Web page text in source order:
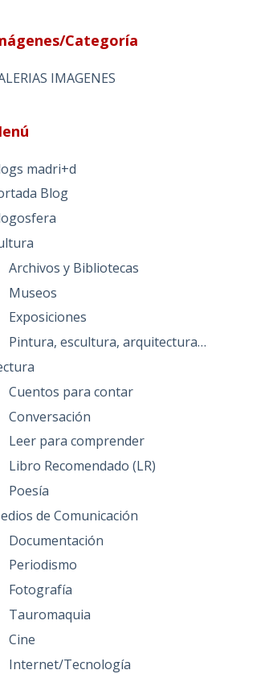
Categoría
IMAGENES
madri+d
Blog
Archivos y Bibliotecas
Museos
Exposiciones
Pintura, escultura, arquitectura…
Cuentos para contar
Conversación
Leer para comprender
Libro Recomendado (LR)
Poesía
de Comunicación
Documentación
Periodismo
Fotografía
Tauromaquia
Cine
Internet/Tecnología